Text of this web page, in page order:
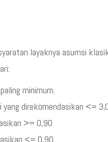
layaknya asumsi
minimum.
direkomendasikan <=
>= 0,90
<= 0,90.